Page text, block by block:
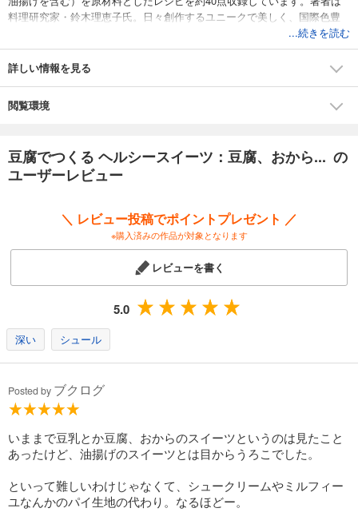
料理研究家・鈴木理恵子氏。日々創作するユニークで美しく、国際色豊
かなレシピをFacebookやブログ「せっかちスローライフ」、YouTubeな
どに公開。「ヘルシーに、おいしく美しく」を貫き、あらゆる食材を使
いこなす手腕と簡潔で効率的なレシピには定評があります。
...続きを読む
詳しい情報を見る
閲覧環境
豆腐でつくる ヘルシースイーツ：豆腐、おから... の
ユーザーレビュー
＼ レビュー投稿でポイントプレゼント ／
※購入済みの作品が対象となります
レビューを書く
5.0
深い シュール
Posted by ブクログ
いままで豆乳とか豆腐、おからのスイーツというのは見たこと
あったけど、油揚げのスイーツとは目からうろこでした。
といって難しいわけじゃなくて、シュークリームやミルフィー
ユなんかのパイ生地の代わり。なるほどー。